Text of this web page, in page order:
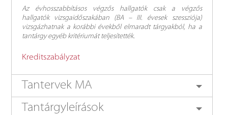
Az évhosszabbításos végzős hallgatók csak a végzős
hallgatók vizsgaidőszakában (BA – III. évesek szessziója)
vizsgázhatnak a korábbi évekből elmaradt tárgyakból, ha a
tantárgy egyéb kritériumát teljesítették.
Kreditszabályzat
Tantervek MA
Tantárgyleírások